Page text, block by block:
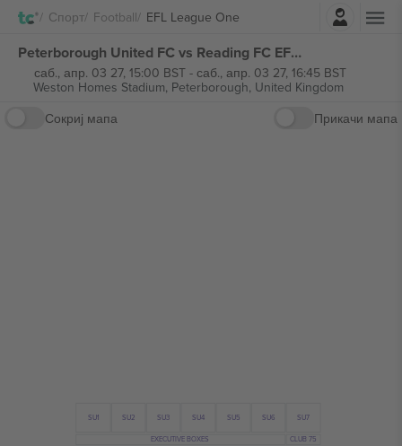
Спорт Football EFL League OneНајави се
Peterborough United FC vs Reading FC EFL League One билети
саб., апр. 03 27, 15:00 BST- саб., апр. 03 27, 16:45 BST
Weston Homes Stadium, Peterborough, United Kingdom
Сокриј мапа
Прикачи мапа
EXECUTIVE BOXES CLUB 75
SU1 SU2 SU3 SU4 SU5 SU6 SU7